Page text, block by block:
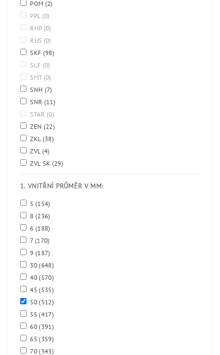
POM (2)
PPL (0)
RHP (0)
RUS (0)
SKF (98)
SLF (0)
SMT (0)
SNH (7)
SNR (11)
STAR (0)
ZEN (22)
ZKL(38)
ZVL(4)
ZVL SK (29)
1. VNITŘNÍ PRŮMĚR V MM:
5 (154)
8 (236)
6 (188)
7(170)
9 (187)
30(648)
40(570)
45(535)
50(512)
55(417)
60(391)
65(359)
70(343)